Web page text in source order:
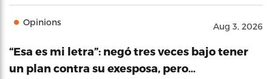
Opinions Aug 3, 2026
“Esa es mi letra”: negó tres veces bajo tener
un plan contra su exesposa, pero…